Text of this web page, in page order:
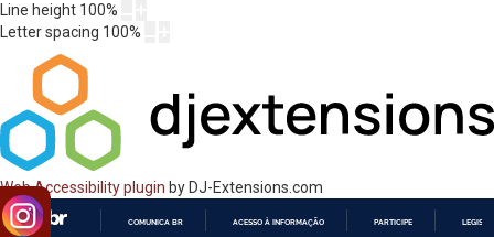
Line height 100%
Letter spacing 100%
Web Accessibility plugin by DJ-Extensions.com
COMUNICA BR ACESSO À INFORMAÇÃO PARTICIPE